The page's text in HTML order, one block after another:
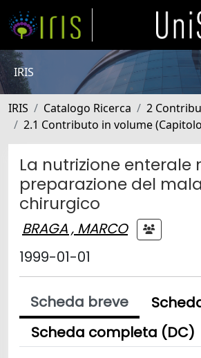
IRIS
IRIS Catalogo Ricerca
2
2.1 Contributo in volume
La nutrizione enterale
preparazione del
chirurgico
BRAGA , MARCO
1999-01-01
Scheda breve
Scheda completa (DC)